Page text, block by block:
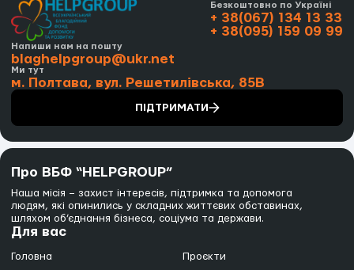
Безкоштовно по Україні
+ 38(067) 134 13 33
+ 38(095) 159 09 99
Напиши нам на пошту
blaghelpgroup@ukr.net
Ми тут
м. Полтава, вул. Решетилівська, 85В
ПІДТРИМАТИ
Про ВБФ “HELPGROUP”
Наша місія – захист інтересів, підтримка та допомога
людям, які опинились у складних життєвих обставинах,
шляхом об’єднання бізнеса, соціума та держави.
Для вас
Головна Проєкти